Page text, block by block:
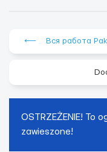
⟵ Вся работа
OSTRZEŻENIE! To
zawieszone!